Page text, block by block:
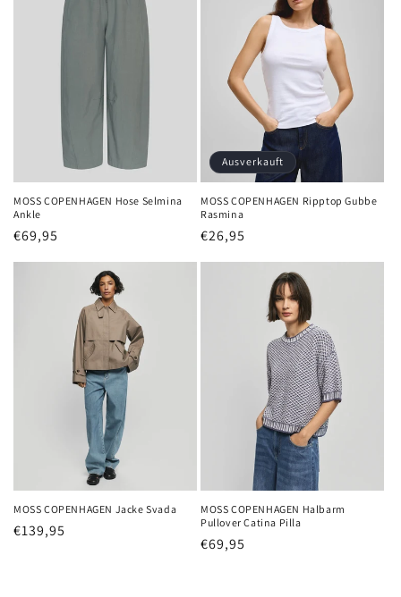
MOSS COPENHAGEN Hose Selmina
Ankle
Normaler
€69,95
Ausverkauft
MOSS COPENHAGEN Ripptop Gubbe
Rasmina
Normaler
€26,95
MOSS COPENHAGEN Jacke Svada
Normaler
€139,95
MOSS COPENHAGEN Halbarm
Pullover Catina Pilla
Normaler
€69,95